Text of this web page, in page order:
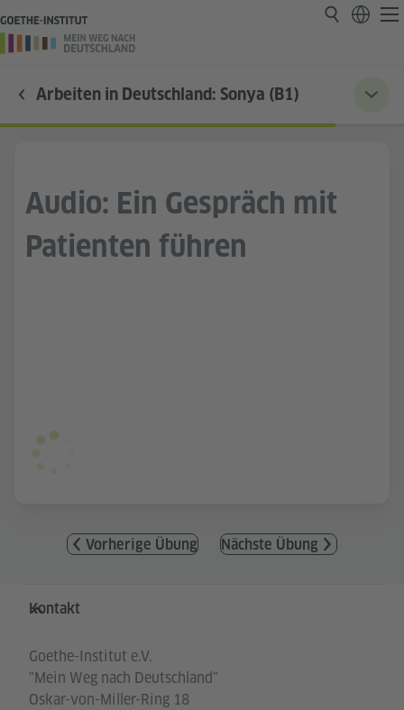
Arbeiten in Deutschland: Sonya (B1)
Audio: Ein Gespräch mit
Patienten führen
Vorherige Übung Nächste Übung
Service- und Informationsbereich
Kontakt
Goethe-Institut e.V.
"Mein Weg nach Deutschland"
Oskar-von-Miller-Ring 18